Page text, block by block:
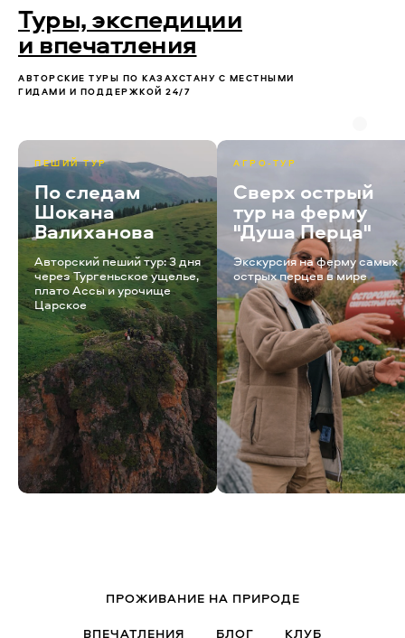
Туры, экспедиции
и впечатления
АВТОРСКИЕ ТУРЫ ПО КАЗАХСТАНУ С МЕСТНЫМИ
ГИДАМИ И ПОДДЕРЖКОЙ 24/7
ПЕШИЙ ТУР
По следам
Шокана
Валиханова
Авторский пеший тур: 3 дня
через Тургеньское ущелье,
плато Ассы и урочище
Царское
АГРО-ТУР
Сверх острый
тур на ферму
"Душа Перца"
Экскурсия на ферму самых
острых перцев в мире
ПРОЖИВАНИЕ НА ПРИРОДЕ
ВПЕЧАТЛЕНИЯ БЛОГ КЛУБ